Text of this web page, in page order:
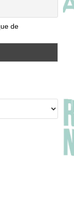
de